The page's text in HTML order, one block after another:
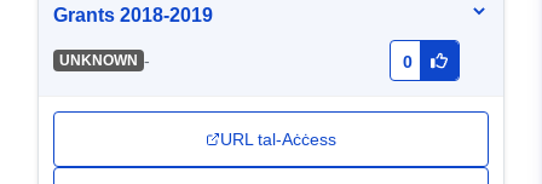
Grants 2018-2019
UNKNOWN - 0
URL tal-Aċċess